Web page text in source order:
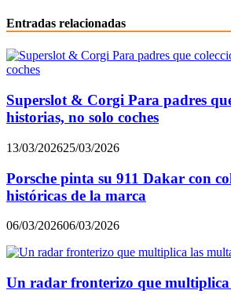
Entradas relacionadas
Superslot & Corgi Para padres
historias, no solo coches
13/03/202625/03/2026
Porsche pinta su 911 Dakar con
históricas de la marca
06/03/202606/03/2026
Un radar fronterizo que multiplica